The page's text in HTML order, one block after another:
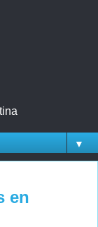
▼
en